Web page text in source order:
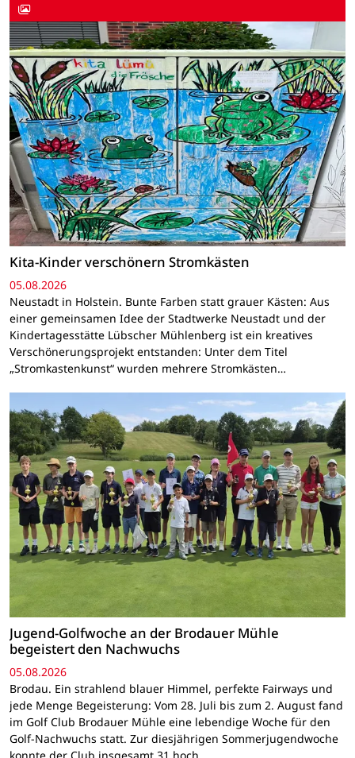
Kita-Kinder verschönern Stromkästen
05.08.2026
Neustadt in Holstein. Bunte Farben statt grauer Kästen: Aus
einer gemeinsamen Idee der Stadtwerke Neustadt und der
Kindertagesstätte Lübscher Mühlenberg ist ein kreatives
Verschönerungsprojekt entstanden: Unter dem Titel
„Stromkastenkunst“ wurden mehrere Stromkästen…
Jugend-Golfwoche an der Brodauer Mühle
begeistert den Nachwuchs
05.08.2026
Brodau. Ein strahlend blauer Himmel, perfekte Fairways und
jede Menge Begeisterung: Vom 28. Juli bis zum 2. August fand
im Golf Club Brodauer Mühle eine lebendige Woche für den
Golf-Nachwuchs statt. Zur diesjährigen Sommerjugendwoche